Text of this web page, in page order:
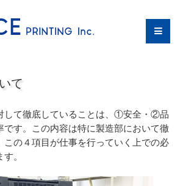
て
して徹底していることは、①安全・②品
す。この内容は特に製造部において徹
この４項目が仕事を行っていく上での必
。